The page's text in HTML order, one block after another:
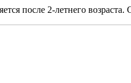
после 2-летнего